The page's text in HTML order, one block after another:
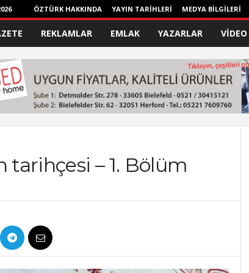
ÖZTÜRK HAKKINDA YAYIN TARİHLERİ MEDYA BİLGİLERİ
REKLAMLAR EMLAK YAZARLAR VİDEO
tarihçesi – 1. Bölüm